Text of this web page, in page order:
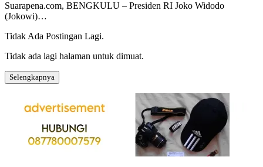
Suarapena.com, BENGKULU – Presiden RI Joko Widodo
(Jokowi)…
Tidak Ada Postingan Lagi.
Tidak ada lagi halaman untuk dimuat.
Selengkapnya